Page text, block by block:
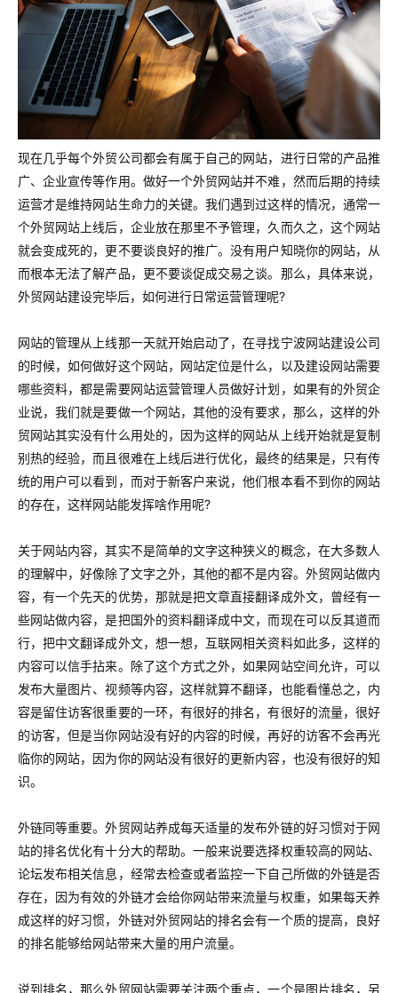
现在几乎每个外贸公司都会有属于自己的网站，进行日常的产品推
广、企业宣传等作用。做好一个外贸网站并不难，然而后期的持续
运营才是维持网站生命力的关键。我们遇到过这样的情况，通常一
个外贸网站上线后，企业放在那里不予管理，久而久之，这个网站
就会变成死的，更不要谈良好的推广。没有用户知晓你的网站，从
而根本无法了解产品，更不要谈促成交易之谈。那么，具体来说，
外贸网站建设完毕后，如何进行日常运营管理呢?
网站的管理从上线那一天就开始启动了，在寻找宁波网站建设公司
的时候，如何做好这个网站，网站定位是什么，以及建设网站需要
哪些资料，都是需要网站运营管理人员做好计划，如果有的外贸企
业说，我们就是要做一个网站，其他的没有要求，那么，这样的外
贸网站其实没有什么用处的，因为这样的网站从上线开始就是复制
别热的经验，而且很难在上线后进行优化，最终的结果是，只有传
统的用户可以看到，而对于新客户来说，他们根本看不到你的网站
的存在，这样网站能发挥啥作用呢?
关于网站内容，其实不是简单的文字这种狭义的概念，在大多数人
的理解中，好像除了文字之外，其他的都不是内容。外贸网站做内
容，有一个先天的优势，那就是把文章直接翻译成外文，曾经有一
些网站做内容，是把国外的资料翻译成中文，而现在可以反其道而
行，把中文翻译成外文，想一想，互联网相关资料如此多，这样的
内容可以信手拈来。除了这个方式之外，如果网站空间允许，可以
发布大量图片、视频等内容，这样就算不翻译，也能看懂总之，内
容是留住访客很重要的一环，有很好的排名，有很好的流量，很好
的访客，但是当你网站没有好的内容的时候，再好的访客不会再光
临你的网站，因为你的网站没有很好的更新内容，也没有很好的知
识。
外链同等重要。外贸网站养成每天适量的发布外链的好习惯对于网
站的排名优化有十分大的帮助。一般来说要选择权重较高的网站、
论坛发布相关信息，经常去检查或者监控一下自己所做的外链是否
存在，因为有效的外链才会给你网站带来流量与权重，如果每天养
成这样的好习惯，外链对外贸网站的排名会有一个质的提高，良好
的排名能够给网站带来大量的用户流量。
说到排名，那么外贸网站需要关注两个重点，一个是图片排名，另